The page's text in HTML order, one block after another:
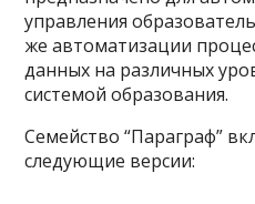
управления
же автоматизации
данных на различных
системой образования.
Семейство “Параграф”
следующие версии: